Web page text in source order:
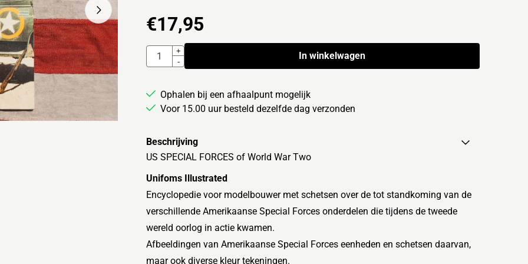
€17,95
Aantal
+
-
In winkelwagen
Ophalen bij een afhaalpunt mogelijk
Voor 15.00 uur besteld dezelfde dag verzonden
Beschrijving
US SPECIAL FORCES of World War Two
Unifoms Illustrated
Encyclopedie voor modelbouwer met schetsen over de tot standkoming van de
verschillende Amerikaanse Special Forces onderdelen die tijdens de tweede
wereld oorlog in actie kwamen.
Afbeeldingen van Amerikaanse Special Forces eenheden en schetsen daarvan,
maar ook diverse kleur tekeningen.